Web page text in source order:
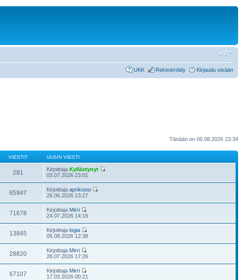
UKK Rekisteröidy Kirjaudu sisään
Tänään on 06.08.2026 23:34
VIESTIT UUSIN VIESTI
281 KirjoittajaKyllästynyt
03.07.2026 23:01
65947 Kirjoittajaaprikoosi
26.06.2026 13:27
71678 Kirjoittaja Mirri
24.07.2026 14:16
13845 Kirjoittajalogia
05.08.2026 12:38
28820 Kirjoittaja Mirri
28.07.2026 17:26
67107 Kirjoittaja Mirri
17.03.2026 00:21